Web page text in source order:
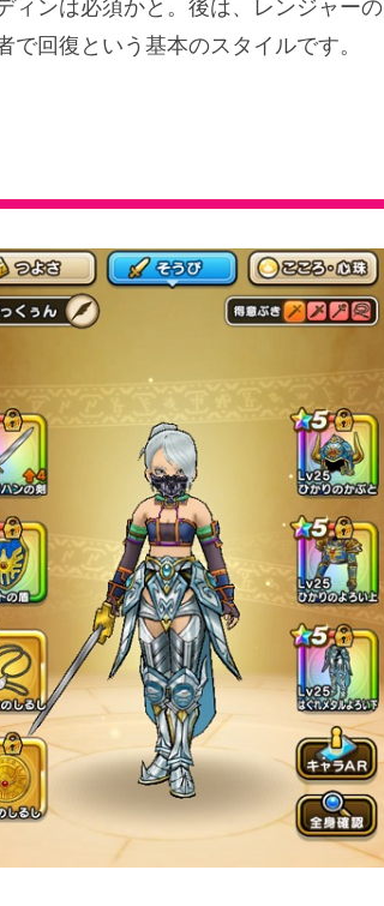
ィンは必須かと。後は、レンジャーの
回復という基本のスタイルです。